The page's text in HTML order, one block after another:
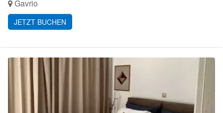
Gavrio
JETZT BUCHEN